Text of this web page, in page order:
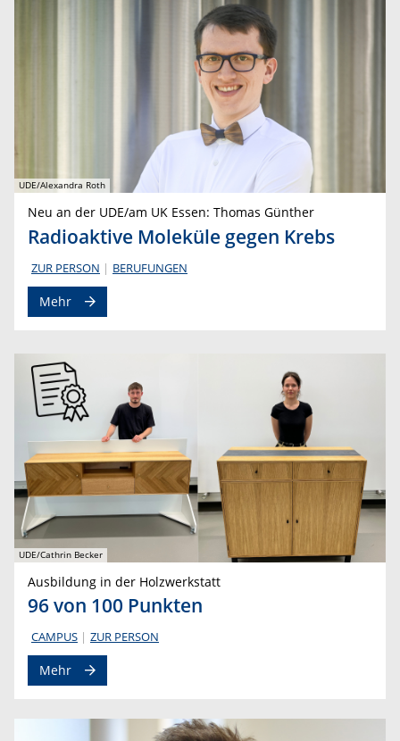
UDE/Alexandra Roth
Neu an der UDE/am UK Essen: Thomas Günther
Radioaktive Moleküle gegen Krebs
ZUR PERSON BERUFUNGEN
Mehr
UDE/Cathrin Becker
Ausbildung in der Holzwerkstatt
96 von 100 Punkten
CAMPUS ZUR PERSON
Mehr